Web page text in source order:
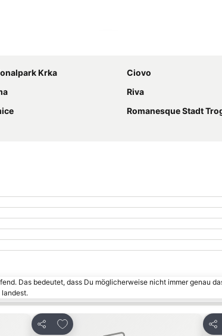
Krka
Ciovo
Riva
Romanesque Stadt
Das bedeutet, dass Du möglicherweise nicht immer genau
landest.
Teilen
Zu Favoriten hinzufügen